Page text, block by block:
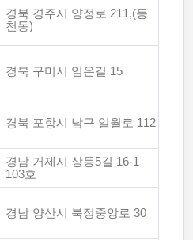
경북 경주시 양정로 211,(동
천동)
경북 구미시 임은길 15
경북 포항시 남구 일월로 112
경남 거제시 상동5길 16-1
103호
경남 양산시 북정중앙로 30